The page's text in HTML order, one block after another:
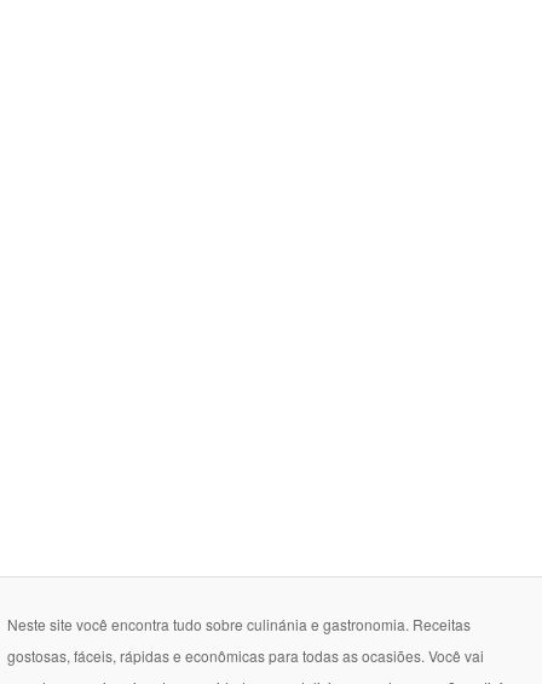
Neste site você encontra tudo sobre culinánia e gastronomia. Receitas
gostosas, fáceis, rápidas e econômicas para todas as ocasiões. Você vai